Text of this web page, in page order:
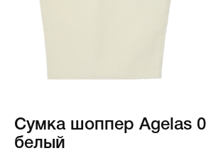
Сумка шоппер Agelas
белый